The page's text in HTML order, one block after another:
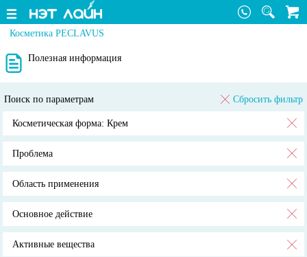
Косметика PECLAVUS
Полезная информация
Поиск по параметрам Сбросить фильтр
Косметическая форма: Крем
Проблема
Область применения
Основное действие
Активные вещества